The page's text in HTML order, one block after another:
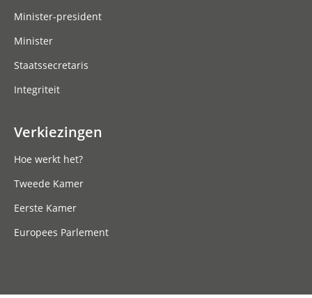
Minister-president
Minister
Staatssecretaris
Integriteit
Verkiezingen
Hoe werkt het?
Tweede Kamer
Eerste Kamer
Europees Parlement